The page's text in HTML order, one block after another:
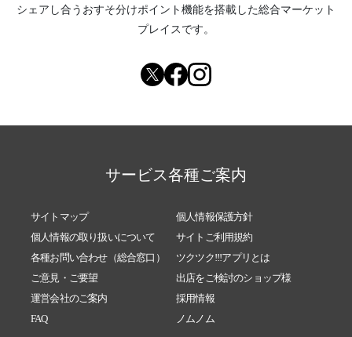
シェアし合う おすそ分けポイント機能を搭載した総合マーケット
プレイスです。
サービス各種ご案内
サイトマップ
個人情報保護方針
個人情報の取り扱いについて
サイトご利用規約
各種お問い合わせ（総合窓口）
ツクツク!!!アプリとは
ご意見・ご要望
出店をご検討のショップ様
運営会社のご案内
採用情報
FAQ
ノムノム